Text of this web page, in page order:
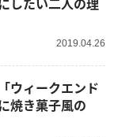
2019.04.26
ウィークエンド
焼き菓子風の